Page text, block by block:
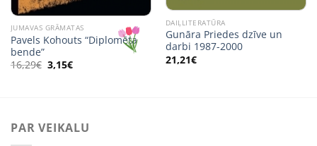
JUMAVAS GRĀMATAS
Pavels Kohouts “Diplomēta
bende”
16,29€ Original
price
3,15€Current
DAIĻLITERATŪRA
Gunāra Priedes dzīve un
darbi 1987-2000
21,21€
PAR VEIKALU